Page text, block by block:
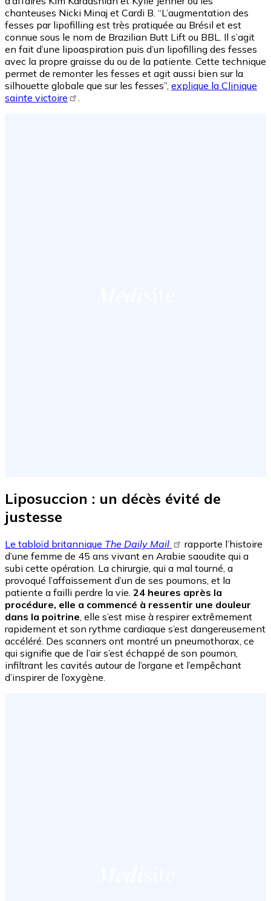
chanteuses Nicki Minaj et Cardi B. “L’augmentation des
fesses par lipofilling est très pratiquée au Brésil et est
connue sous le nom de Brazilian Butt Lift ou BBL. Il s’agit
en fait d’une lipoaspiration puis d’un lipofilling des fesses
avec la propre graisse du ou de la patiente. Cette technique
permet de remonter les fesses et agit aussi bien sur la
silhouette globale que sur les fesses”, explique la Clinique
sainte victoire
.
Liposuccion : un décès évité de
justesse
Le tabloïd britannique The Daily Mail
rapporte l’histoire
d’une femme de 45 ans vivant en Arabie saoudite qui a
subi cette opération. La chirurgie, qui a mal tourné, a
provoqué l’affaissement d’un de ses poumons, et la
patiente a failli perdre la vie. 24 heures après la
procédure, elle a commencé à ressentir une douleur
dans la poitrine, elle s’est mise à respirer extrêmement
rapidement et son rythme cardiaque s’est dangereusement
accéléré. Des scanners ont montré un pneumothorax, ce
qui signifie que de l’air s’est échappé de son poumon,
infiltrant les cavités autour de l’organe et l’empêchant
d’inspirer de l’oxygène.